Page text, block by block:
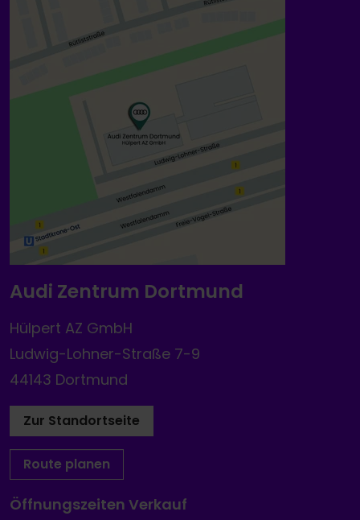
Audi Zentrum Dortmund
Hülpert AZ GmbH
Ludwig-Lohner-Straße 7-9
44143 Dortmund
Zur Standortseite
Route planen
Öffnungszeiten Verkauf